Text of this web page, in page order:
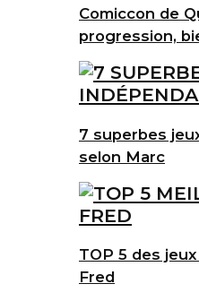
Comiccon de
progression,
7 superbes
selon Marc
TOP 5 des
Fred